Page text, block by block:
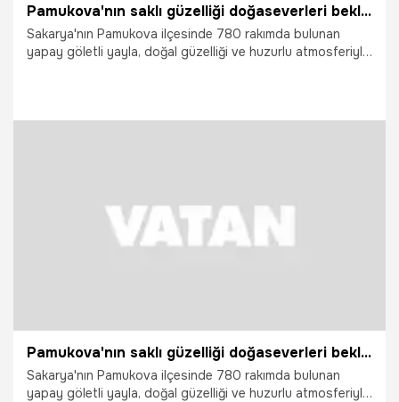
Pamukova'nın saklı güzelliği doğaseverleri bekliyor
Sakarya'nın Pamukova ilçesinde 780 rakımda bulunan
yapay göletli yayla, doğal güzelliği ve huzurlu atmosferiyle
Pamukova'nın saklı güzelliği doğaseverleri bekliyor
Sakarya'nın Pamukova ilçesinde 780 rakımda bulunan
yapay göletli yayla, doğal güzelliği ve huzurlu atmosferiyle